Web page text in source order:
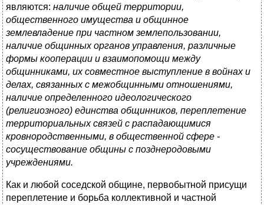
являются: наличие общей территории,
общественного имущества и общинное
землевладение при частном землепользовании,
наличие общинных органов управления, различные
формы кооперации и взаимопомощи между
общинниками, их совместное выступление в войнах и
делах, связанных с межобщинными отношениями,
наличие определенного идеологического
(религиозного) единства общинников, переплетение
территориальных связей с распадающимися
кровнородственными, в общественной сфере -
сосуществование общины с позднеродовыми
учреждениями.
Как и любой соседской общине, первобытной присущи
переплетение и борьба коллективной и частной